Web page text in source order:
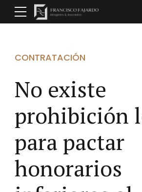
CONTRATACIÓN
No existe
prohibición
para pactar
honorarios